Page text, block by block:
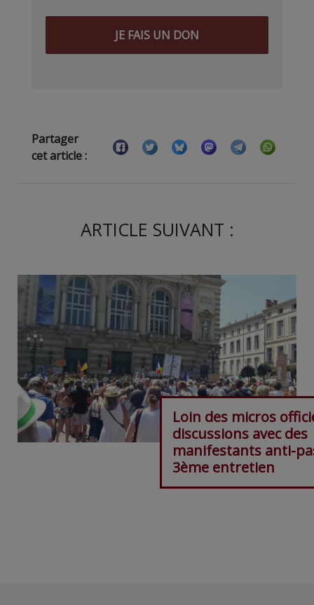
JE FAIS UN DON
Partager
cet article :
ARTICLE SUIVANT :
Loin des micros
discussions avec des
manifestants anti-
3ème entretien